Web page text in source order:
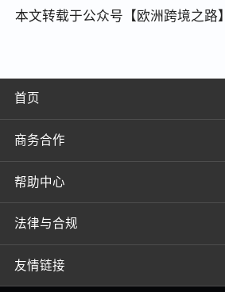
本文转载于公众号【欧洲跨境之路】
首页
商务合作
帮助中心
法律与合规
友情链接